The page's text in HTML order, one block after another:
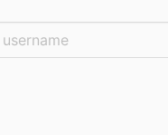
Username: